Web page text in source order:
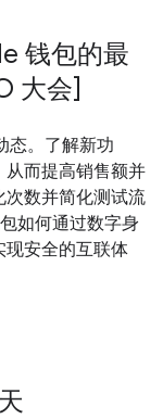
钱包的最
大会]
态。了解新功
从而提高销售额并
次数并简化测试流
如何通过数字身
现安全的互联体